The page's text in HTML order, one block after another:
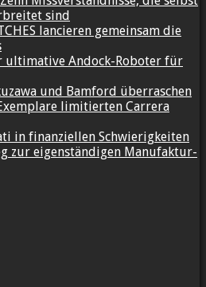
sind
lancieren gemeinsam die
ultimative Andock-Roboter für
und Bamford überraschen
limitierten Carrera
in finanziellen Schwierigkeiten
zur eigenständigen Manufaktur-